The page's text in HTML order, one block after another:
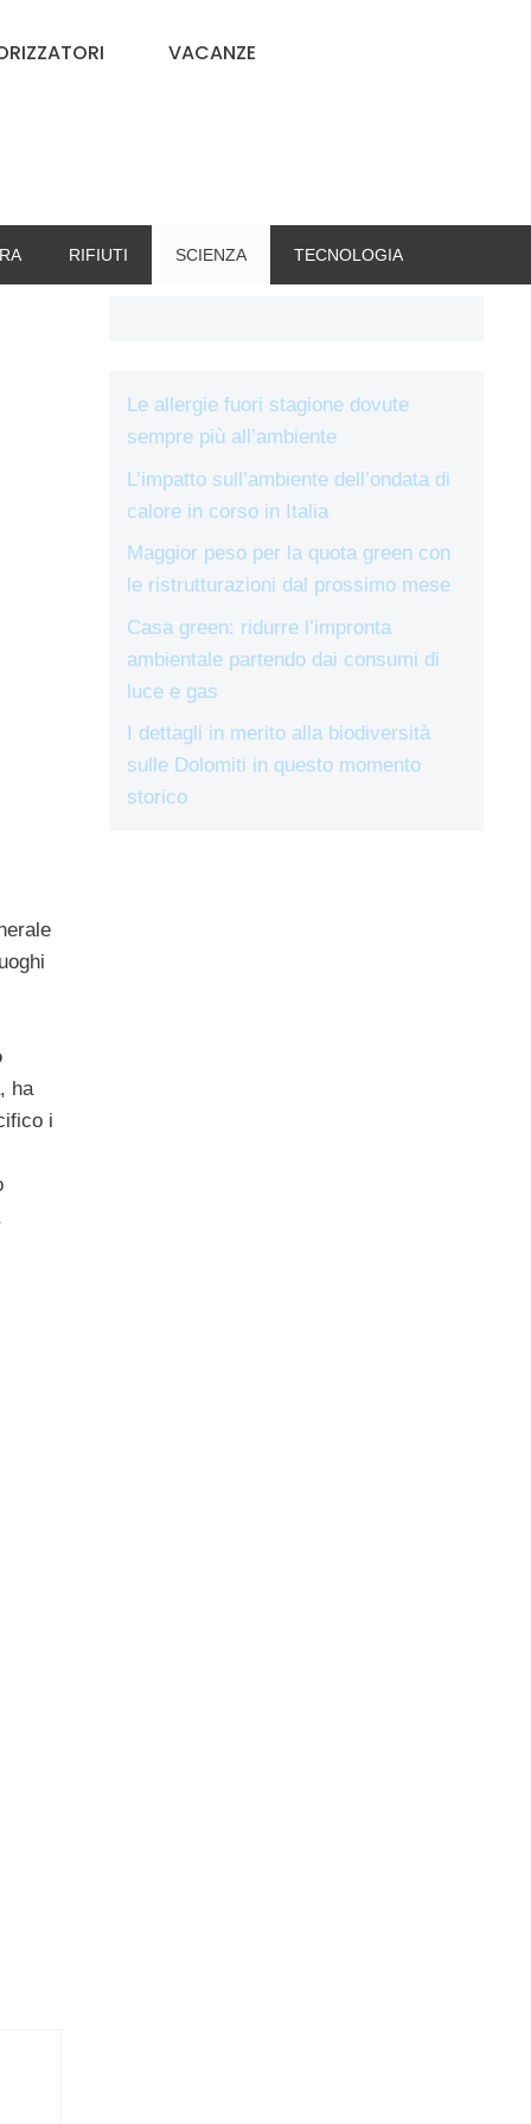
VACANZE
RIFIUTI SCIENZA TECNOLOGIA
ha
i
Le allergie fuori stagione dovute
sempre più all’ambiente
L’impatto sull’ambiente dell’ondata di
calore in corso in Italia
Maggior peso per la quota green con
le ristrutturazioni dal prossimo mese
Casa green: ridurre l’impronta
ambientale partendo dai consumi di
luce e gas
I dettagli in merito alla biodiversità
sulle Dolomiti in questo momento
storico